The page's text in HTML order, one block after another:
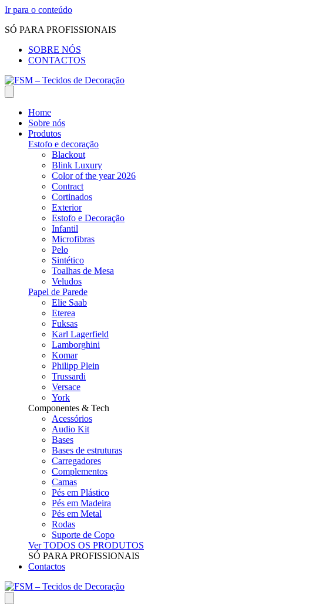
Ir para o conteúdo
SÓ PARA PROFISSIONAIS
SOBRE NÓS
CONTACTOS
Home
Sobre nós
Produtos
Estofo e decoração
Blackout
Blink Luxury
Color of the year 2026
Contract
Cortinados
Exterior
Estofo e Decoração
Infantil
Microfibras
Pelo
Sintético
Toalhas de Mesa
Veludos
Papel de Parede
Elie Saab
Eterea
Fuksas
Karl Lagerfield
Lamborghini
Komar
Philipp Plein
Trussardi
Versace
York
Componentes & Tech
Acessórios
Audio Kit
Bases
Bases de estruturas
Carregadores
Complementos
Camas
Pés em Plástico
Pés em Madeira
Pés em Metal
Rodas
Suporte de Copo
Ver TODOS OS PRODUTOS
SÓ PARA PROFISSIONAIS
Contactos